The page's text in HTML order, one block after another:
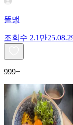
똘맹
조회수 2.1만
999+